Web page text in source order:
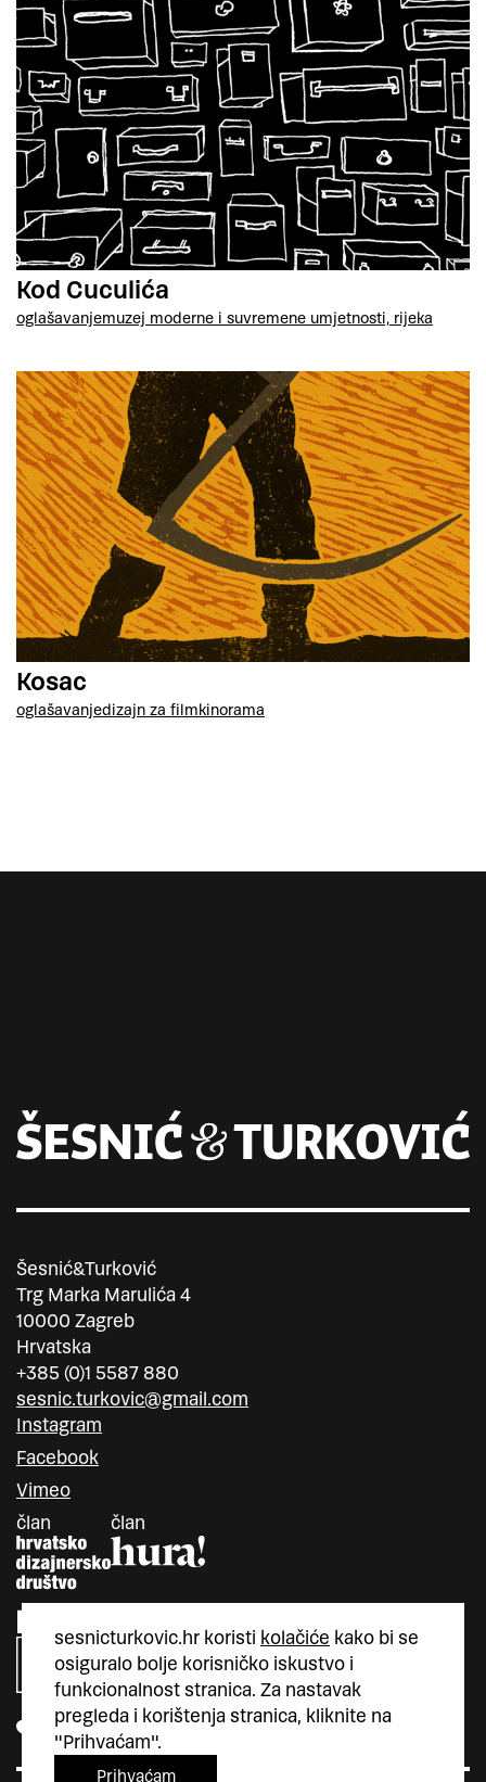
Kod Cuculića
oglašavanjemuzej moderne i suvremene umjetnosti, rijeka
Kosac
oglašavanjedizajn za filmkinorama
sesnicturkovic.hr koristi kolačiće kako bi se
osiguralo bolje korisničko iskustvo i
funkcionalnost stranica. Za nastavak
pregleda i korištenja stranica, kliknite na
"Prihvaćam".
Prihvaćam
Šesnić&Turković
Trg Marka Marulića 4
10000 Zagreb
Hrvatska
+385 (0)1 5587 880
sesnic.turkovic@gmail.com
Instagram
Facebook
Vimeo
član
član